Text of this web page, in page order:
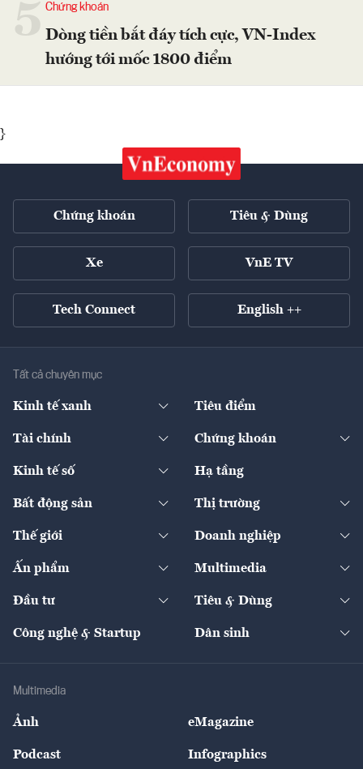
Chứng khoán
Dòng tiền bắt đáy tích cực, VN-Index
hướng tới mốc 1800 điểm
}
Chứng khoán Tiêu & Dùng
Xe VnE TV
Tech Connect English ++
Tất cả chuyên mục
Kinh tế xanh
Diễn đàn
Tiêu điểm
Tài chính
Ngân hàng
Bảo hiểm
Chứng khoán
Doanh nghiệp niêm yết
Khung pháp lý
Kinh tế số
Sản phẩm - Thị trường
Start-up
Quản trị số
Hạ tầng
Bất động sản
Chính sách
Tư vấn
Thị trường
Thị trường
Nông sản
Thế giới
Kinh tế
Doanh nghiệp
Ấn phẩm
The Guide
Multimedia
Đầu tư Tiêu & Dùng
Giải trí
Công nghệ & Startup Dân sinh
Multimedia
Ảnh eMagazine
Podcast Infographics